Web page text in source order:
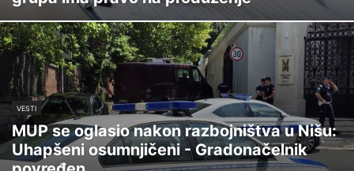
VESTI
MUP se oglasio nakon razbojništva u Nišu:
Uhapšeni osumnjičeni - Gradonačelnik